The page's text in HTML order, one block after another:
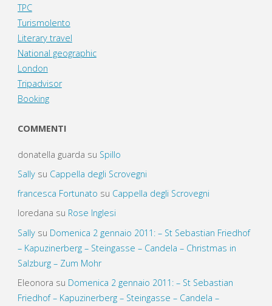
TPC
Turismolento
Literary travel
National geographic
London
Tripadvisor
Booking
COMMENTI
donatella guarda su Spillo
Sallysu Cappella degli Scrovegni
francesca Fortunato su Cappella degli Scrovegni
loredana su Rose Inglesi
Sallysu Domenica 2 gennaio 2011: – St Sebastian Friedhof
– Kapuzinerberg – Steingasse – Candela – Christmas in
Salzburg – Zum Mohr
Eleonora su Domenica 2 gennaio 2011: – St Sebastian
Friedhof – Kapuzinerberg – Steingasse – Candela –